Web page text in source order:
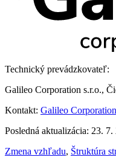
Technický prevádzkovateľ:
Galileo Corporation s.r.o.,
Kontakt: Galileo
Posledná aktualizácia: 23. 7.
Zmena vzhľadu, Štruktúra